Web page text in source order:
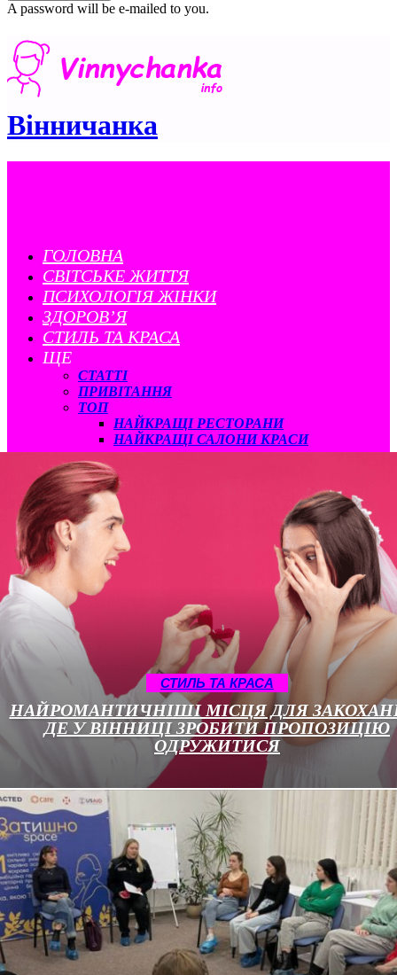
A password will be e-mailed to you.
Вінничанка
ГОЛОВНА
CВІТСЬКЕ ЖИТТЯ
ПСИХОЛОГІЯ ЖІНКИ
ЗДОРОВ’Я
СТИЛЬ ТА КРАСА
ЩЕ
СТАТТІ
ПРИВІТАННЯ
ТОП
НАЙКРАЩІ РЕСТОРАНИ
НАЙКРАЩІ САЛОНИ КРАСИ
СТИЛЬ ТА КРАСА
НАЙРОМАНТИЧНІШІ МІСЦЯ ДЛЯ
ДЕ У ВІННИЦІ ЗРОБИТИ ПРОПОЗИЦІЮ
ОДРУЖИТИСЯ